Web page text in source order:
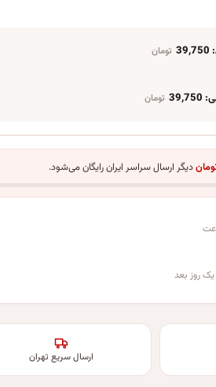
39,750 تومان
39,750 تومان
دیگر ارسال سراسر ایران رایگان می‌شود.
یک روز بعد
ارسال سریع تهران